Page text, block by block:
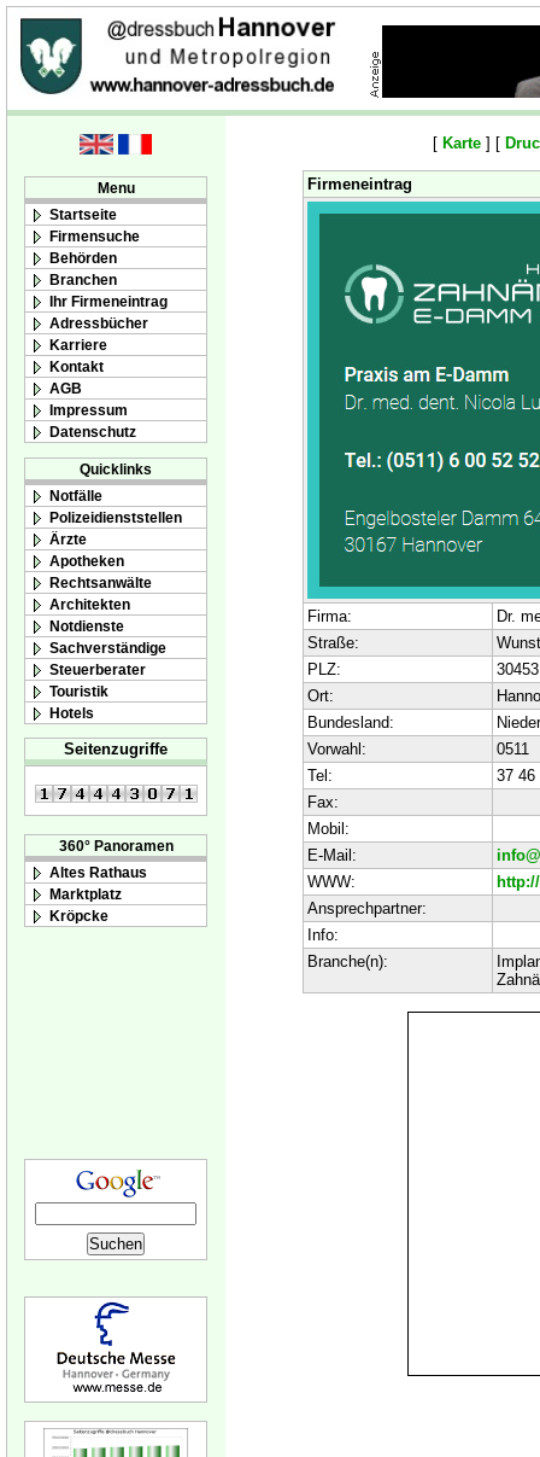
Menu
Startseite
Firmensuche
Behörden
Branchen
Ihr Firmeneintrag
Adressbücher
Karriere
Kontakt
AGB
Impressum
Datenschutz
Quicklinks
Notfälle
Polizeidienststellen
Ärzte
Apotheken
Rechtsanwälte
Architekten
Notdienste
Sachverständige
Steuerberater
Touristik
Hotels
Seitenzugriffe
360° Panoramen
Altes Rathaus
Marktplatz
Kröpcke
[ Karte ] [
Firmeneintrag
Firma:
Dr.
Straße:
PLZ:
30453
Ort:
Bundesland:
Vorwahl:
0511
Tel:
37 46
Fax:
Mobil:
E-Mail:
WWW:
Ansprechpartner:
Info:
Branche(n):